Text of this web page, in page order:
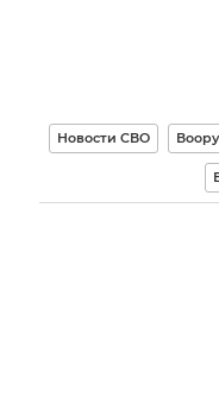
Новости СВО